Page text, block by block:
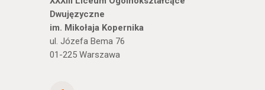
Dwujęzyczne
im. Mikołaja Kopernika
ul. Józefa Bema 76
01-225 Warszawa